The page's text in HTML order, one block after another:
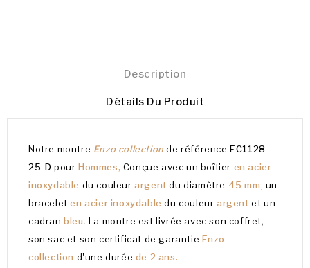
Description
Détails Du Produit
Notre montre Enzo collection de référenceEC1128-
25-D pourHommes, Conçue avec un boîtier en acier
inoxydable du couleurargentdu diamètre 45 mm, un
braceleten acier inoxydabledu couleurargentet un
cadran bleu. La montre est livrée avec son coffret,
son sac et son certificat de garantie Enzo
collection d'une durée de 2 ans.